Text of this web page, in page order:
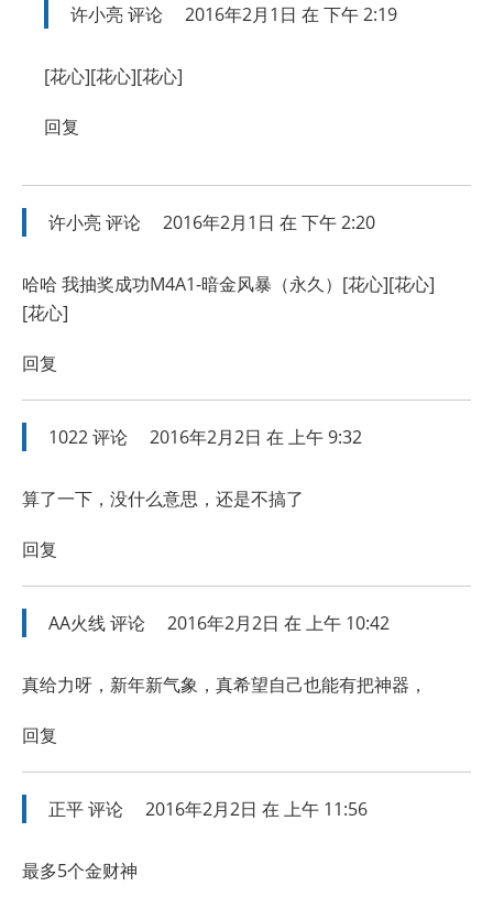
许小亮评论 2016年2月1日 在 下午 2:19
[花心][花心][花心]
回复
许小亮评论 2016年2月1日 在 下午 2:20
哈哈 我抽奖成功M4A1-暗金风暴（永久）[花心][花心]
[花心]
回复
1022评论 2016年2月2日 在 上午 9:32
算了一下，没什么意思，还是不搞了
回复
AA火线评论 2016年2月2日 在 上午 10:42
真给力呀，新年新气象，真希望自己也能有把神器，
回复
正平评论 2016年2月2日 在 上午 11:56
最多5个金财神